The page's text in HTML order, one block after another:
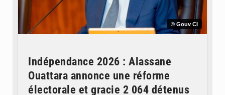
© Gouv CI
Indépendance 2026 : Alassane
Ouattara annonce une réforme
électorale et gracie 2 064 détenus